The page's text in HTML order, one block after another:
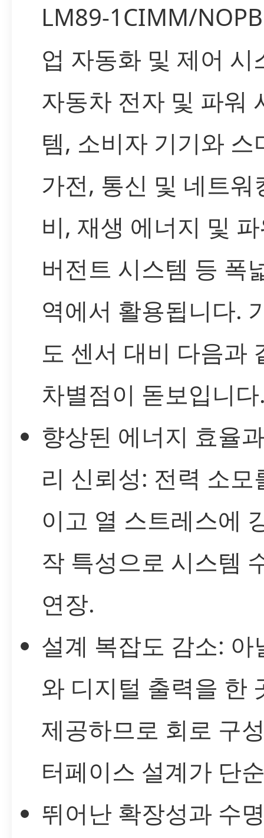
LM89-1CIMM/
업 자동화 및 제어 시
자동차 전자 및 파워
템, 소비자 기기와 스
가전, 통신 및 네트워
비, 재생 에너지 및
버전트 시스템 등 폭
역에서 활용됩니다.
도 센서 대비 다음과
차별점이 돋보입니
향상된 에너지 효율
리 신뢰성: 전력 소모
이고 열 스트레스에
작 특성으로 시스템
연장.
설계 복잡도 감소: 아
와 디지털 출력을 한
제공하므로 회로 구
터페이스 설계가 단
뛰어난 확장성과 수